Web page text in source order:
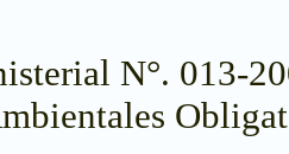
N°. 013-